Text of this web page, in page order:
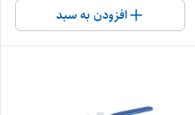
افزودن به سبد